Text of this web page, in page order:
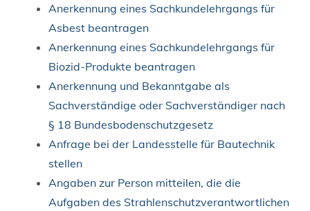
Anerkennung eines Sachkundelehrgangs für
Asbest beantragen
Anerkennung eines Sachkundelehrgangs für
Biozid-Produkte beantragen
Anerkennung und Bekanntgabe als
Sachverständige oder Sachverständiger nach
§ 18 Bundesbodenschutzgesetz
Anfrage bei der Landesstelle für Bautechnik
stellen
Angaben zur Person mitteilen, die die
Aufgaben des Strahlenschutzverantwortlichen